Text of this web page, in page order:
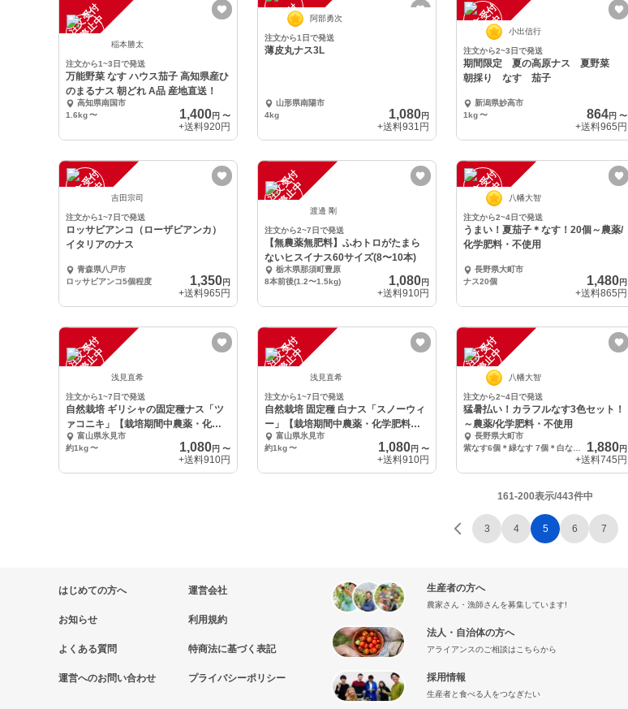
注
文
受
付
停
止
中
稲本勝太
注文から1~3日で発送
万能野菜 なす ハウス茄子 高知県産ひ
のまるナス 朝どれ A品 産地直送！
高知県南国市
1.6kg〜 1,400円 〜
+送料920円
注
文
受
付
停
止
中 阿部勇次
注文から1日で発送
薄皮丸ナス3L
山形県南陽市
4kg
1,080円
+送料931円
注
文
受
付
停
止
中 小出信行
注文から2~3日で発送
期間限定 夏の高原ナス 夏野菜
朝採り なす 茄子
新潟県妙高市
1kg 〜 864円〜
+送料965円
注
文
受
付
停
止
中 吉田宗司
注文から1~7日で発送
ロッサビアンコ（ローザビアンカ）
イタリアのナス
青森県八戸市
ロッサビアンコ5個程度
1,350円
+送料965円
注
文
受
付
停
止
中
渡邊 剛
注文から2~7日で発送
【無農薬無肥料】ふわトロがたまら
ないヒスイナス60サイズ(8〜10本)
栃木県那須町豊原
8本前後(1.2〜1.5kg)
1,080円
+送料910円
注
文
受
付
停
止
中 八幡大智
注文から2~4日で発送
うまい！夏茄子＊なす！20個～農薬/
化学肥料・不使用
長野県大町市
ナス20個
1,480円
+送料865円
注
文
受
付
停
止
中
浅見直希
注文から1~7日で発送
自然栽培 ギリシャの固定種ナス「ツ
ァコニキ」【栽培期間中農薬・化学
肥料不使用】
富山県氷見市
約1kg〜 1,080円 〜
+送料910円
注
文
受
付
停
止
中
浅見直希
注文から1~7日で発送
自然栽培 固定種 白ナス「スノーウィ
ー」【栽培期間中農薬・化学肥料不
使用】
富山県氷見市
約1kg 〜 1,080円 〜
+送料910円
注
文
受
付
停
止
中
八幡大智
注文から2~4日で発送
猛暑払い！カラフルなす3色セット！
～農薬/化学肥料・不使用
長野県大町市
紫なす6個＊緑なす 7個＊白なす7個
1,880円
+送料745円
161-200表示/443件中
3 4 5 6 7
はじめての方へ
お知らせ
よくある質問
運営へのお問い合わせ
運営会社
利用規約
特商法に基づく表記
プライバシーポリシー
生産者の方へ
農家さん・漁師さんを募集しています!
法人・自治体の方へ
アライアンスのご相談はこちらから
採用情報
生産者と食べる人をつなぎたい